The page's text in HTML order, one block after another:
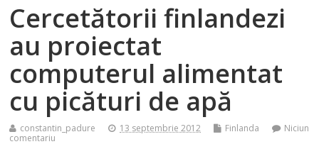
Cercetătorii finlandezi
au proiectat
computerul alimentat
cu picături de apă
constantin_padure 13 septembrie 2012 Finlanda
Niciun
comentariu